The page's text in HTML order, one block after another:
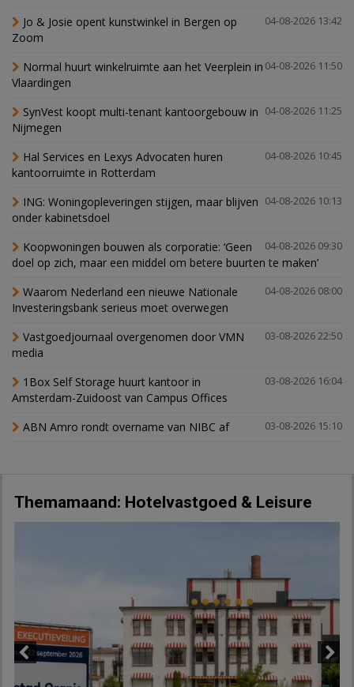
04-08-2026 13:42
Jo & Josie opent kunstwinkel in Bergen op
Zoom
04-08-2026 11:50
Normal huurt winkelruimte aan het Veerplein in
Vlaardingen
04-08-2026 11:25
SynVest koopt multi-tenant kantoorgebouw in
Nijmegen
04-08-2026 10:45
Hal Services en Lexys Advocaten huren
kantoorruimte in Rotterdam
04-08-2026 10:13
ING: Woningopleveringen stijgen, maar blijven
onder kabinetsdoel
04-08-2026 09:30
Koopwoningen bouwen als corporatie: ‘Geen
doel op zich, maar een middel om betere buurten te maken’
04-08-2026 08:00
Waarom Nederland een nieuwe Nationale
Investeringsbank serieus moet overwegen
03-08-2026 22:50
Vastgoedjournaal overgenomen door VMN
media
03-08-2026 16:04
1Box Self Storage huurt kantoor in
Amsterdam-Zuidoost van Campus Offices
03-08-2026 15:10
ABN Amro rondt overname van NIBC af
Themamaand: Hotelvastgoed & Leisure
Next